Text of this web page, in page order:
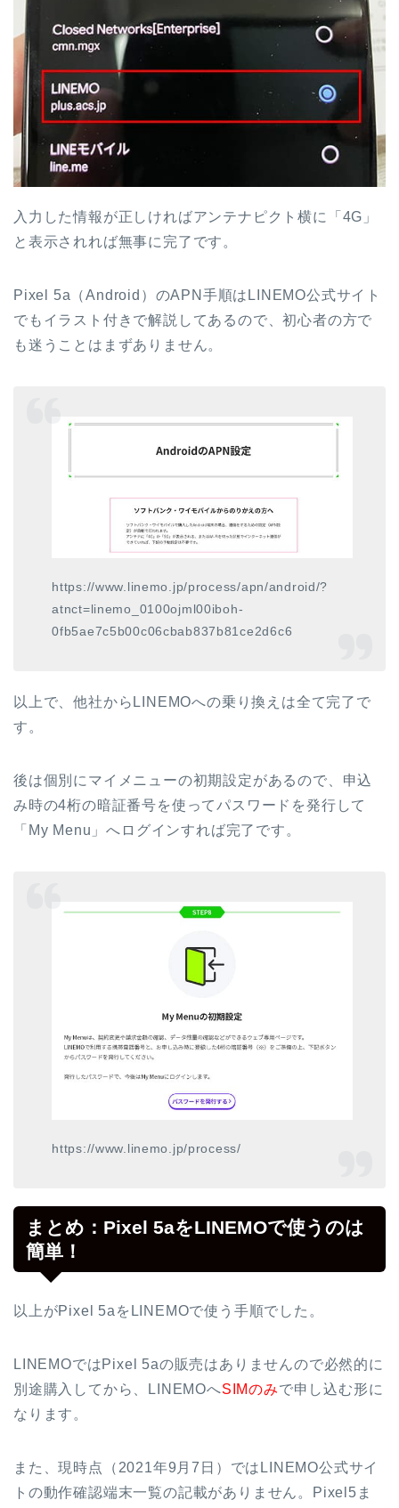
入力した情報が正しければアンテナピクト横に「4G」
と表示されれば無事に完了です。
Pixel 5a（Android）のAPN手順はLINEMO公式サイト
でもイラスト付きで解説してあるので、初心者の方で
も迷うことはまずありません。
https://www.linemo.jp/process/apn/android/?
atnct=linemo_0100ojml00iboh-
0fb5ae7c5b00c06cbab837b81ce2d6c6
以上で、他社からLINEMOへの乗り換えは全て完了で
す。
後は個別にマイメニューの初期設定があるので、申込
み時の4桁の暗証番号を使ってパスワードを発行して
「My Menu」へログインすれば完了です。
https://www.linemo.jp/process/
まとめ：Pixel 5aをLINEMOで使うのは
簡単！
以上がPixel 5aをLINEMOで使う手順でした。
LINEMOではPixel 5aの販売はありませんので必然的に
別途購入してから、LINEMOへSIMのみで申し込む形に
なります。
また、現時点（2021年9月7日）ではLINEMO公式サイ
トの動作確認端末一覧の記載がありません。Pixel5ま